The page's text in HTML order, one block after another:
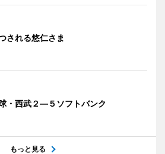
される悠仁さま
・西武２―５ソフトバンク
もっと見る